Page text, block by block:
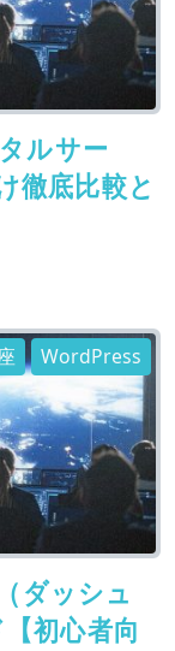
ルサー
徹底比較と
ダッシュ
初心者向
WordPress